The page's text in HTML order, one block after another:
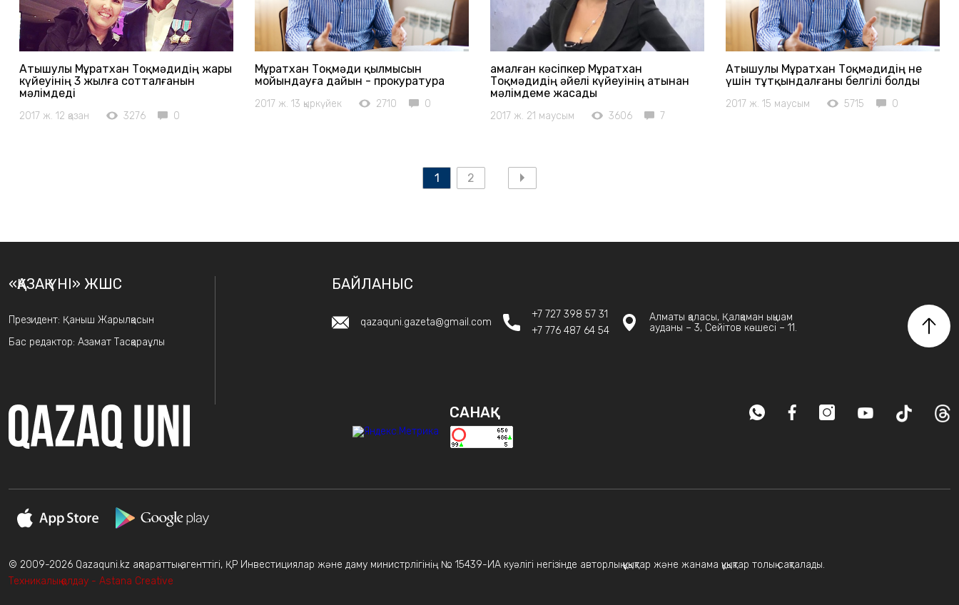
Атышулы Мұратхан Тоқмәдидің жары
күйеуінің 3 жылға сотталғанын
мәлімдеді
2017 ж. 12 қазан 3276 0
Мұратхан Тоқмәди қылмысын
мойындауға дайын - прокуратура
2017 ж. 13 қыркүйек 2710 0
Қамалған кәсіпкер Мұратхан
Тоқмәдидің әйелі күйеуінің атынан
мәлімдеме жасады
2017 ж. 21 маусым 3606 7
Атышулы Мұратхан Тоқмәдидің не
үшін тұтқындалғаны белгілі болды
2017 ж. 15 маусым 5715 0
1 2
«ҚАЗАҚ ҮНІ» ЖШС
Президент: Қаныш Жарылқасын
Бас редактор: Азамат Тасқараұлы
БАЙЛАНЫС
qazaquni.gazeta@gmail.com
+7 727 398 57 31
+7 776 487 64 54
Алматы қаласы, Қалқаман ықшам
ауданы – 3, Сейітов көшесі – 11.
САНАҚ
© 2009-2026 Qazaquni.kz ақпараттық агенттігі, ҚР Инвестициялар және даму министрлігінің № 15439-ИА куәлігі негізінде авторлық құқықтар және жанама құқықтар толық сақталады.
Техникалық қолдау - Astana Creative